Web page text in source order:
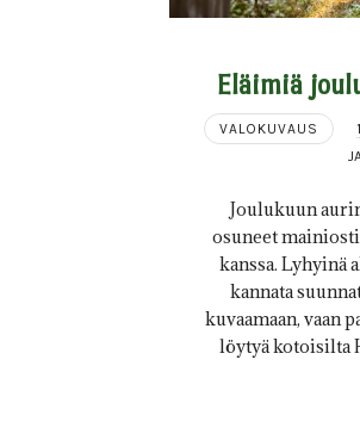
Eläimiä
VALOKUVAUS
Joulukuun
osuneet
kanssa. Lyhyinä
kannata
kuvaamaan, vaan
löytyä kotoisilta